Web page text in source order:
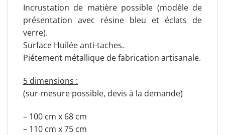
Incrustation de matière possible (modèle de
présentation avec résine bleu et éclats de
verre).
Surface Huilée anti-taches.
Piétement métallique de fabrication artisanale.
5 dimensions :
(sur-mesure possible, devis à la demande)
– 100 cm x 68 cm
– 110 cm x 75 cm